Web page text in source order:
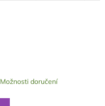
Možnosti doručení